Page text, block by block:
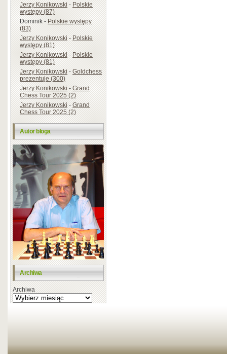
Jerzy Konikowski-Polskie
występy (87)
Dominik-Polskie występy
(83)
Jerzy Konikowski-Polskie
występy (81)
Jerzy Konikowski-Polskie
występy (81)
Jerzy Konikowski-Goldchess
prezentuje (300)
Jerzy Konikowski-Grand
Chess Tour 2025 (2)
Jerzy Konikowski-Grand
Chess Tour 2025 (2)
Autor bloga
Archiwa
Archiwa